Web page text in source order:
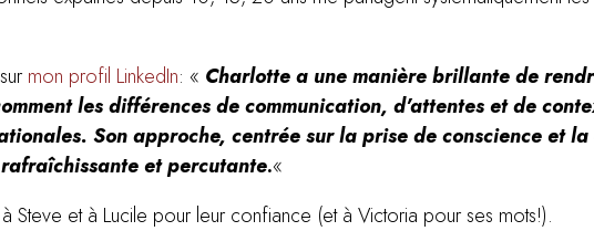
mon profil LinkedIn: « Charlotte a une manière brillante de
les différences de communication, d’attentes et de
Son approche, centrée sur la prise de conscience et
et percutante.«
Steve et à Lucile pour leur confiance (et à Victoria pour ses mots!).